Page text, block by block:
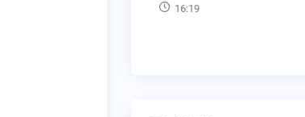
16:19